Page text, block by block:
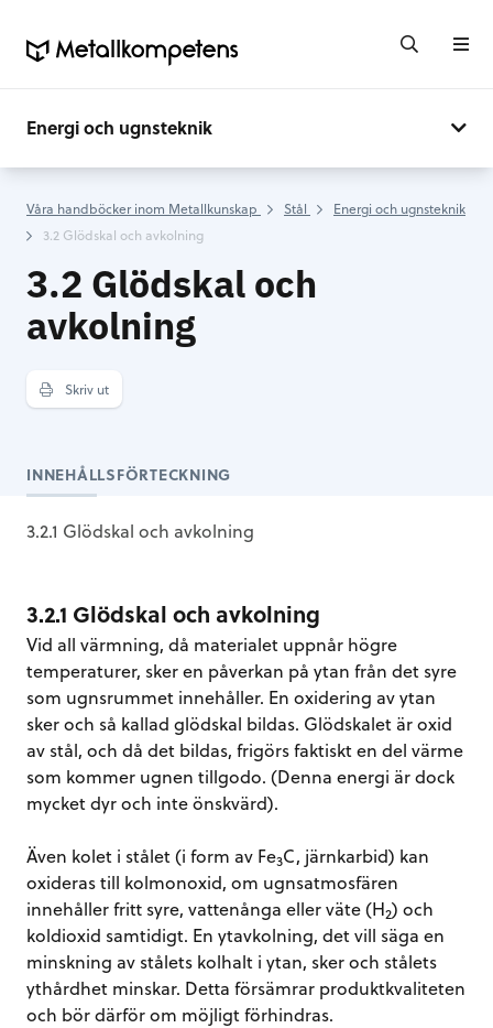
Energi och ugnsteknik
Våra handböcker inom Metallkunskap Stål
Energi och ugnsteknik
3.2 Glödskal och avkolning
3.2 Glödskal och
avkolning
Skriv ut
INNEHÅLLSFÖRTECKNING
3.2.1 Glödskal och avkolning
3.2.1 Glödskal och avkolning
Vid all värmning, då materialet uppnår högre
temperaturer, sker en påverkan på ytan från det syre
som ugnsrummet innehåller. En oxidering av ytan
sker och så kallad glödskal bildas. Glödskalet är oxid
av stål, och då det bildas, frigörs faktiskt en del värme
som kommer ugnen tillgodo. (Denna energi är dock
mycket dyr och inte önskvärd).
Även kolet i stålet (i form av Fe3C, järnkarbid) kan
oxideras till kolmonoxid, om ugnsatmosfären
innehåller fritt syre, vattenånga eller väte (H2) och
koldioxid samtidigt. En ytavkolning, det vill säga en
minskning av stålets kolhalt i ytan, sker och stålets
ythårdhet minskar. Detta försämrar produktkvaliteten
och bör därför om möjligt förhindras.